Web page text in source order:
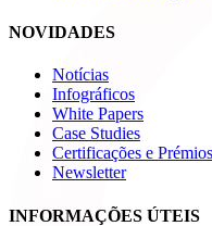
NOVIDADES
Notícias
Infográficos
White Papers
Case Studies
Certificações e Prémios
Newsletter
INFORMAÇÕES ÚTEIS